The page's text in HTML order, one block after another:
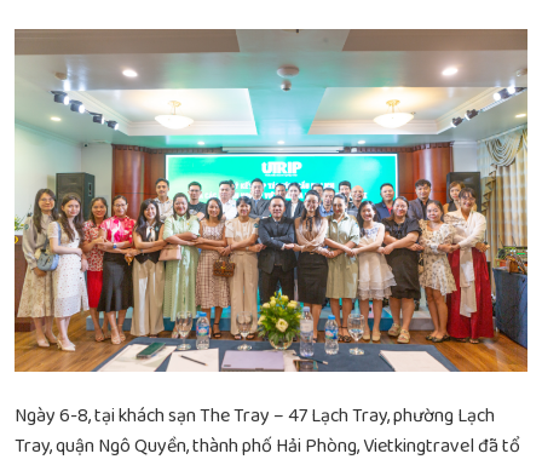
Ngày 6-8, tại khách sạn The Tray – 47 Lạch Tray, phường Lạch
Tray, quận Ngô Quyền, thành phố Hải Phòng, Vietkingtravel đã tổ